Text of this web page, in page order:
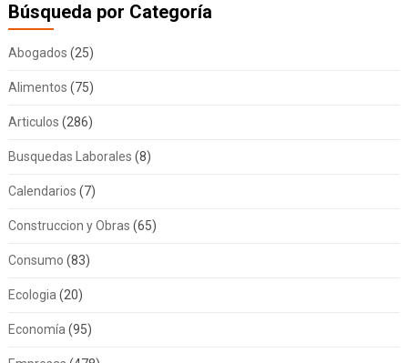
Búsqueda por Categoría
Abogados (25)
Alimentos (75)
Articulos (286)
Busquedas Laborales (8)
Calendarios (7)
Construccion y Obras (65)
Consumo (83)
Ecologia(20)
Economía(95)